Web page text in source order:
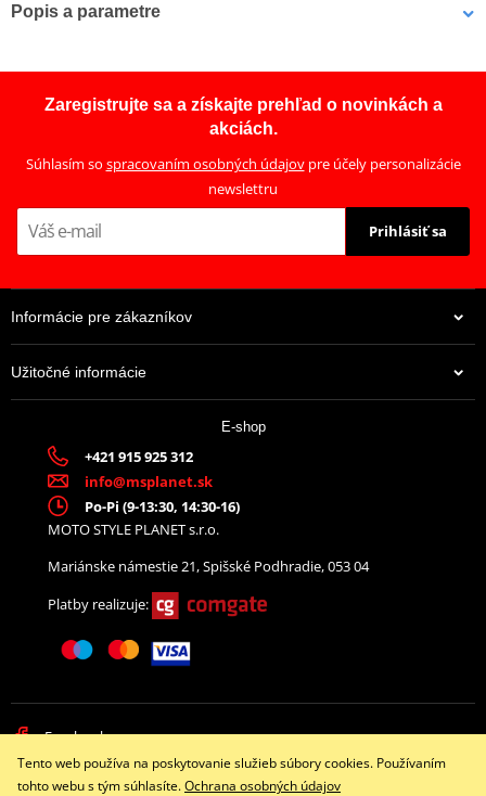
Popis a parametre
Kompletní sada standardních třecích i ocelových unášecích lamel
pro offroad (motocross, enduro a ATV), včetně zesílených
Zaregistrujte sa a získajte prehľad o novinkách a
akciách.
Súhlasím so spracovaním osobných údajovpre účely personalizácie
newslettru
Prihlásiť sa
Informácie pre zákazníkov
Užitočné informácie
E-shop
+421 915 925 312
info@msplanet.sk
Po-Pi (9-13:30, 14:30-16)
MOTO STYLE PLANET s.r.o.
Mariánske námestie 21, Spišské Podhradie, 053 04
Platby realizuje:
Facebook
Copyright © 2026 www.namotorku.sk
Tento web používa na poskytovanie služieb súbory cookies. Používaním
tohto webu s tým súhlasíte.Ochrana osobných údajov